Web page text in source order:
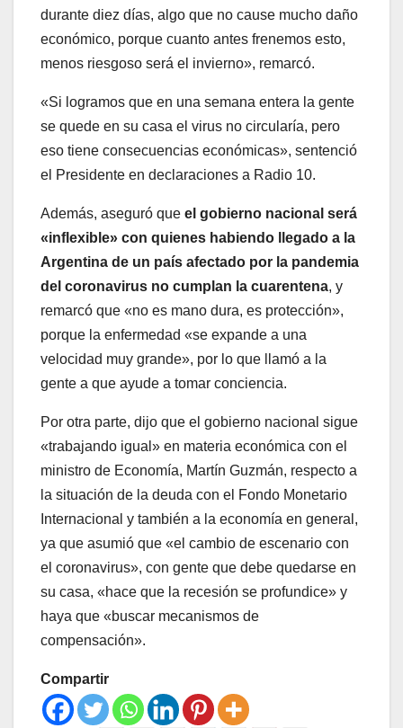
durante diez días, algo que no cause mucho daño
económico, porque cuanto antes frenemos esto,
menos riesgoso será el invierno», remarcó.
«Si logramos que en una semana entera la gente
se quede en su casa el virus no circularía, pero
eso tiene consecuencias económicas», sentenció
el Presidente en declaraciones a Radio 10.
Además, aseguró que el gobierno nacional será
«inflexible» con quienes habiendo llegado a la
Argentina de un país afectado por la pandemia
del coronavirus no cumplan la cuarentena, y
remarcó que «no es mano dura, es protección»,
porque la enfermedad «se expande a una
velocidad muy grande», por lo que llamó a la
gente a que ayude a tomar conciencia.
Por otra parte, dijo que el gobierno nacional sigue
«trabajando igual» en materia económica con el
ministro de Economía, Martín Guzmán, respecto a
la situación de la deuda con el Fondo Monetario
Internacional y también a la economía en general,
ya que asumió que «el cambio de escenario con
el coronavirus», con gente que debe quedarse en
su casa, «hace que la recesión se profundice» y
haya que «buscar mecanismos de
compensación».
Compartir